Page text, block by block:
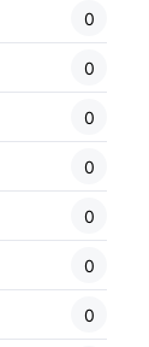
0
0
0
0
0
0
0